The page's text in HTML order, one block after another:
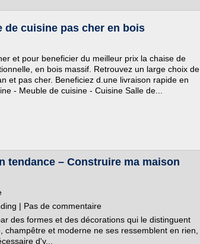
de cuisine pas cher en bois
et pour beneficier du meilleur prix la chaise de
en bois massif. Retrouvez un large choix de
et pas cher. Beneficiez d.une livraison rapide en
- Meuble de cuisine - Cuisine Salle de...
tendance – Construire ma maison
| Pas de commentaire
des formes et des décorations qui le distinguent
et moderne ne ses ressemblent en rien,
d'y...